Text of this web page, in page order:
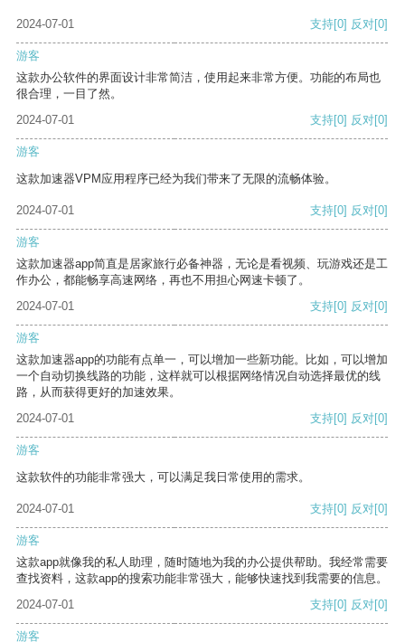
2024-07-01 支持[0] 反对[0]
游客
这款办公软件的界面设计非常简洁，使用起来非常方便。功能的布局也
很合理，一目了然。
2024-07-01
支持[0] 反对[0]
游客
这款加速器VPM应用程序已经为我们带来了无限的流畅体验。
2024-07-01 支持[0] 反对[0]
游客
这款加速器app简直是居家旅行必备神器，无论是看视频、玩游戏还是工
作办公，都能畅享高速网络，再也不用担心网速卡顿了。
2024-07-01
支持[0] 反对[0]
游客
这款加速器app的功能有点单一，可以增加一些新功能。比如，可以增加
一个自动切换线路的功能，这样就可以根据网络情况自动选择最优的线
路，从而获得更好的加速效果。
2024-07-01
支持[0] 反对[0]
游客
这款软件的功能非常强大，可以满足我日常使用的需求。
2024-07-01 支持[0] 反对[0]
游客
这款app就像我的私人助理，随时随地为我的办公提供帮助。我经常需要
查找资料，这款app的搜索功能非常强大，能够快速找到我需要的信息。
2024-07-01
支持[0] 反对[0]
游客